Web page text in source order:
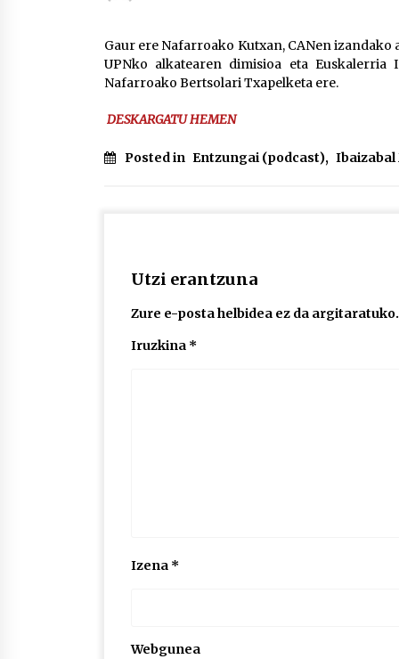
POTTO: San Pedro jaietako bertso-
saioa
Auritz Iñurrietaren margoak
ikusgai Uribitarte40 aretoan
Gaur ere Nafarroako Kutxan, CANen
UPNko alkatearen dimisioa eta
Nafarroako Bertsolari Txapelketa ere.
DESKARGATU HEMEN
Posted in Entzungai (podcast), Ibaizabal
Utzi erantzuna
Zure e-posta helbidea ez da argitaratuko.
Iruzkina *
Izena *
Webgunea